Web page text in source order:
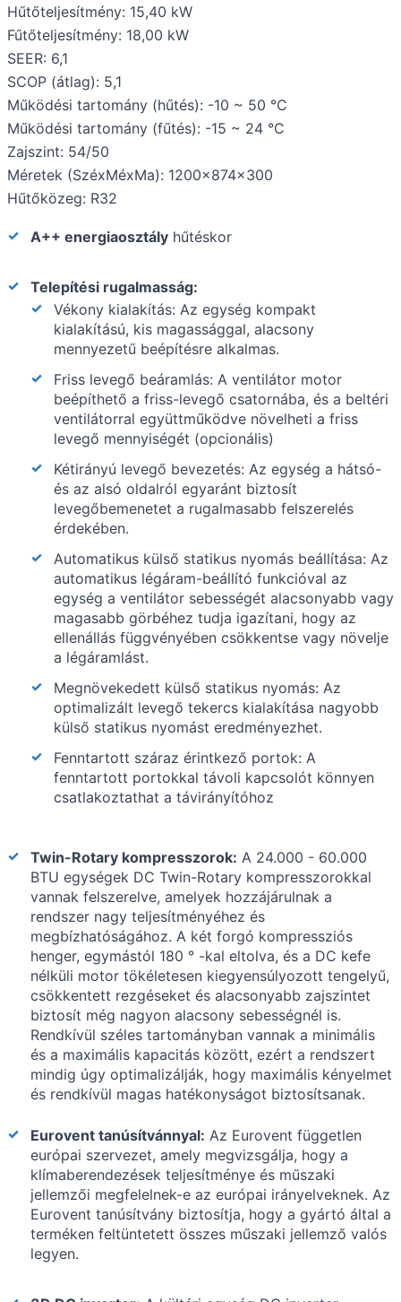
Hűtőteljesítmény: 15,40 kW
Fűtőteljesítmény: 18,00 kW
SEER: 6,1
SCOP (átlag): 5,1
Működési tartomány (hűtés): -10 ~ 50 °C
Működési tartomány (fűtés): -15 ~ 24 °C
Zajszint: 54/50
Méretek (SzéxMéxMa): 1200x874x300
Hűtőközeg: R32
A++ energiaosztály hűtéskor
Telepítési rugalmasság:
Vékony kialakítás: Az egység kompakt
kialakítású, kis magassággal, alacsony
mennyezetű beépítésre alkalmas.
Friss levegő beáramlás: A ventilátor motor
beépíthető a friss-levegő csatornába, és a beltéri
ventilátorral együttműködve növelheti a friss
levegő mennyiségét (opcionális)
Kétirányú levegő bevezetés: Az egység a hátsó-
és az alsó oldalról egyaránt biztosít
levegőbemenetet a rugalmasabb felszerelés
érdekében.
Automatikus külső statikus nyomás beállítása: Az
automatikus légáram-beállító funkcióval az
egység a ventilátor sebességét alacsonyabb vagy
magasabb görbéhez tudja igazítani, hogy az
ellenállás függvényében csökkentse vagy növelje
a légáramlást.
Megnövekedett külső statikus nyomás: Az
optimalizált levegő tekercs kialakítása nagyobb
külső statikus nyomást eredményezhet.
Fenntartott száraz érintkező portok: A
fenntartott portokkal távoli kapcsolót könnyen
csatlakoztathat a távirányítóhoz
Twin-Rotary kompresszorok: A 24.000 - 60.000
BTU egységek DC Twin-Rotary kompresszorokkal
vannak felszerelve, amelyek hozzájárulnak a
rendszer nagy teljesítményéhez és
megbízhatóságához. A két forgó kompressziós
henger, egymástól 180 ° -kal eltolva, és a DC kefe
nélküli motor tökéletesen kiegyensúlyozott tengelyű,
csökkentett rezgéseket és alacsonyabb zajszintet
biztosít még nagyon alacsony sebességnél is.
Rendkívül széles tartományban vannak a minimális
és a maximális kapacitás között, ezért a rendszert
mindig úgy optimalizálják, hogy maximális kényelmet
és rendkívül magas hatékonyságot biztosítsanak.
Eurovent tanúsítvánnyal: Az Eurovent független
európai szervezet, amely megvizsgálja, hogy a
klímaberendezések teljesítménye és műszaki
jellemzői megfelelnek-e az európai irányelveknek. Az
Eurovent tanúsítvány biztosítja, hogy a gyártó által a
terméken feltüntetett összes műszaki jellemző valós
legyen.